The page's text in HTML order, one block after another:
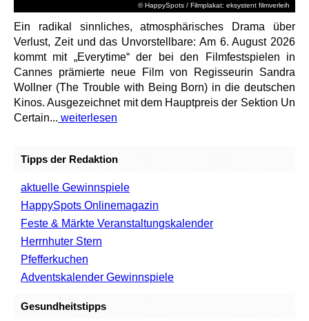
© HappySpots / Filmplakat: eksystent filmverleih
Ein radikal sinnliches, atmosphärisches Drama über
Verlust, Zeit und das Unvorstellbare: Am 6. August 2026
kommt mit „Everytime“ der bei den Filmfestspielen in
Cannes prämierte neue Film von Regisseurin Sandra
Wollner (The Trouble with Being Born) in die deutschen
Kinos. Ausgezeichnet mit dem Hauptpreis der Sektion Un
Certain... weiterlesen
Tipps der Redaktion
aktuelle Gewinnspiele
HappySpots Onlinemagazin
Feste & Märkte Veranstaltungskalender
Herrnhuter Stern
Pfefferkuchen
Adventskalender Gewinnspiele
Gesundheitstipps